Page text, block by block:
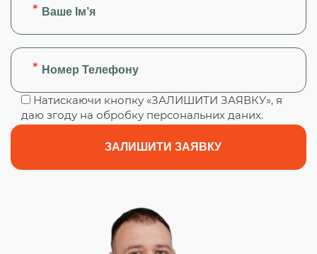
Натискаючи кнопку «ЗАЛИШИТИ ЗАЯВКУ», я
даю згоду на обробку персональних даних.